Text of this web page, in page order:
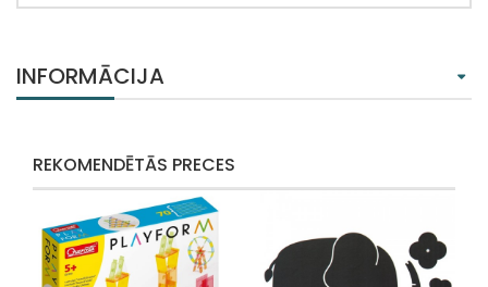
INFORMĀCIJA
REKOMENDĒTĀS PRECES